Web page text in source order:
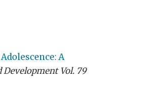
A
Development Vol. 79